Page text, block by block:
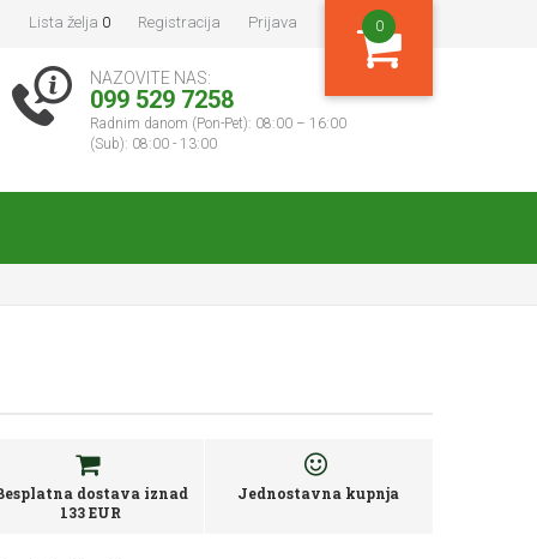
Lista želja 0 Registracija Prijava 0
NAZOVITE NAS:
099 529 7258
Radnim danom (Pon-Pet): 08:00 – 16:00
(Sub): 08:00 - 13:00
dostava iznad
133 EUR
Jednostavna kupnja